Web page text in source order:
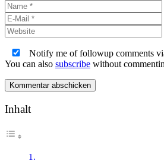
Name
Notify me of followup comments
You can also subscribe without
Inhalt